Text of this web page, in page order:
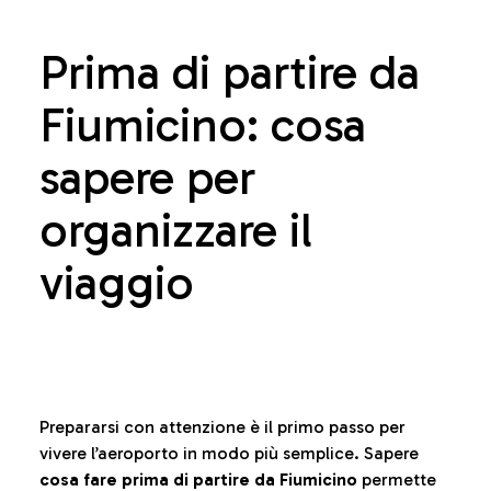
Prima di partire da
Fiumicino: cosa
sapere per
organizzare il
viaggio
Prepararsi con attenzione è il primo passo per
vivere l’aeroporto in modo più semplice. Sapere
cosa fare prima di partire da Fiumicino permette